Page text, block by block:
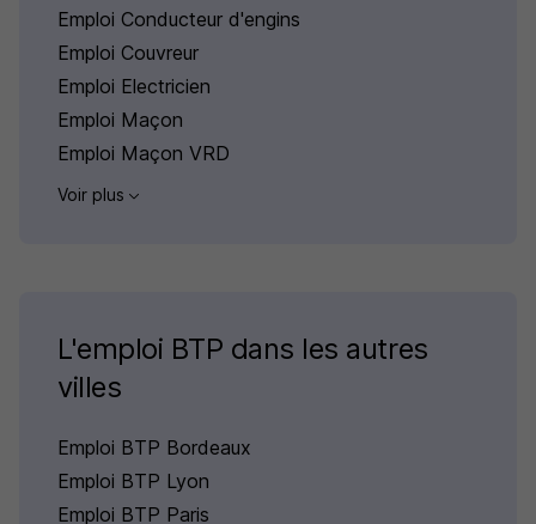
Emploi Conducteur d'engins
Emploi Couvreur
Emploi Electricien
Emploi Maçon
Emploi Maçon VRD
Voir plus
L'emploi BTP dans les autres
villes
Emploi BTP Bordeaux
Emploi BTP Lyon
Emploi BTP Paris